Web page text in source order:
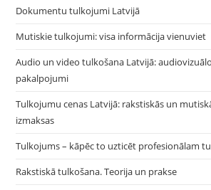
Dokumentu tulkojumi Latvijā
Mutiskie tulkojumi: visa informācija vienuviet
Audio un video tulkošana Latvijā:
pakalpojumi
Tulkojumu cenas Latvijā: rakstiskās un
izmaksas
Tulkojums – kāpēc to uzticēt profesionālam
Rakstiskā tulkošana. Teorija un prakse